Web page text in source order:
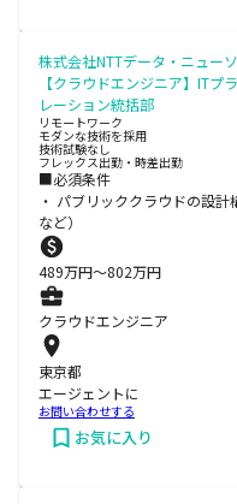
株式会社NTTデータ・ニュー
【クラウドエンジニア】IT
レーション統括部
リモートワーク
モダンな技術を採用
技術試験なし
フレックス出勤・時差出勤
■必須条件
・ パブリッククラウドの設
など）
489万円〜802万円
クラウドエンジニア
東京都
エージェントに
お問い合わせする
お気に入り